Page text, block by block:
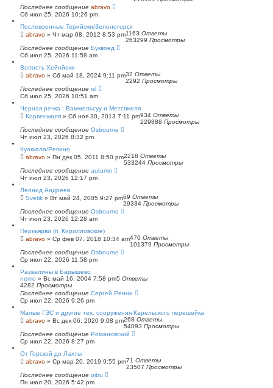
Последнее сообщение abravo
Сб июл 25, 2026 10:26 pm
Послевоенные Терийоки/Зеленогорск
abravo » Чт мар 08, 2012 8:53 pm1163 Ответы
263299 Просмотры
Последнее сообщение Буквоед
Сб июл 25, 2026 11:58 am
Волость Хейнйоки
abravo » Сб май 18, 2024 9:11 pm32 Ответы
2292 Просмотры
Последнее сообщение isl
Сб июл 25, 2026 10:51 am
Черная речка : Ваммельсуу и Метсякюля
Корвенкюля » Сб ноя 30, 2013 7:11 pm934 Ответы
229888 Просмотры
Последнее сообщение Osbourne
Чт июл 23, 2026 8:32 pm
Куоккала/Репино
abravo » Пн дек 05, 2011 8:50 pm2218 Ответы
533244 Просмотры
Последнее сообщение autumn
Чт июл 23, 2026 12:17 pm
Леонид Андреев
Svetik » Вт май 24, 2005 9:27 pm69 Ответы
29334 Просмотры
Последнее сообщение Osbourne
Чт июл 23, 2026 12:28 am
Перкъярви (п. Кирилловское)
abravo » Ср фев 07, 2018 10:34 am470 Ответы
101379 Просмотры
Последнее сообщение Osbourne
Ср июл 22, 2026 11:58 pm
Развалины в Барышево
nemo » Вс май 16, 2004 7:58 pm5 Ответы
4282 Просмотры
Последнее сообщение Сергей Ренни
Ср июл 22, 2026 9:26 pm
Малые ГЭС и другие тех. сооружения Карельского перешейка
abravo » Вс дек 06, 2020 9:08 pm268 Ответы
54093 Просмотры
Последнее сообщение Романовский
Ср июл 22, 2026 8:27 pm
От Горской до Лахты
abravo » Ср мар 20, 2019 9:55 pm71 Ответы
23507 Просмотры
Последнее сообщение oitru
Пн июл 20, 2026 5:42 pm